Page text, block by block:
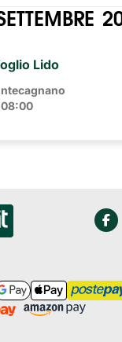
Lido
08:00